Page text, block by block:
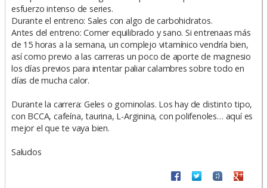
esfuerzo intenso de series.
Durante el entreno: Sales con algo de carbohidratos.
Antes del entreno: Comer equilibrado y sano. Si entrenaas más
de 15 horas a la semana, un complejo vitamínico vendría bien,
así como previo a las carreras un poco de aporte de magnesio
los días previos para intentar paliar calambres sobre todo en
días de mucha calor.
Durante la carrera: Geles o gominolas. Los hay de distinto tipo,
con BCCA, cafeína, taurina, L-Arginina, con polifenoles… aquí es
mejor el que te vaya bien.
Saludos